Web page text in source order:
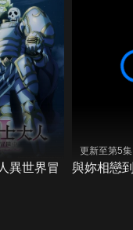
異世界冒
更新至第5集
與妳相戀